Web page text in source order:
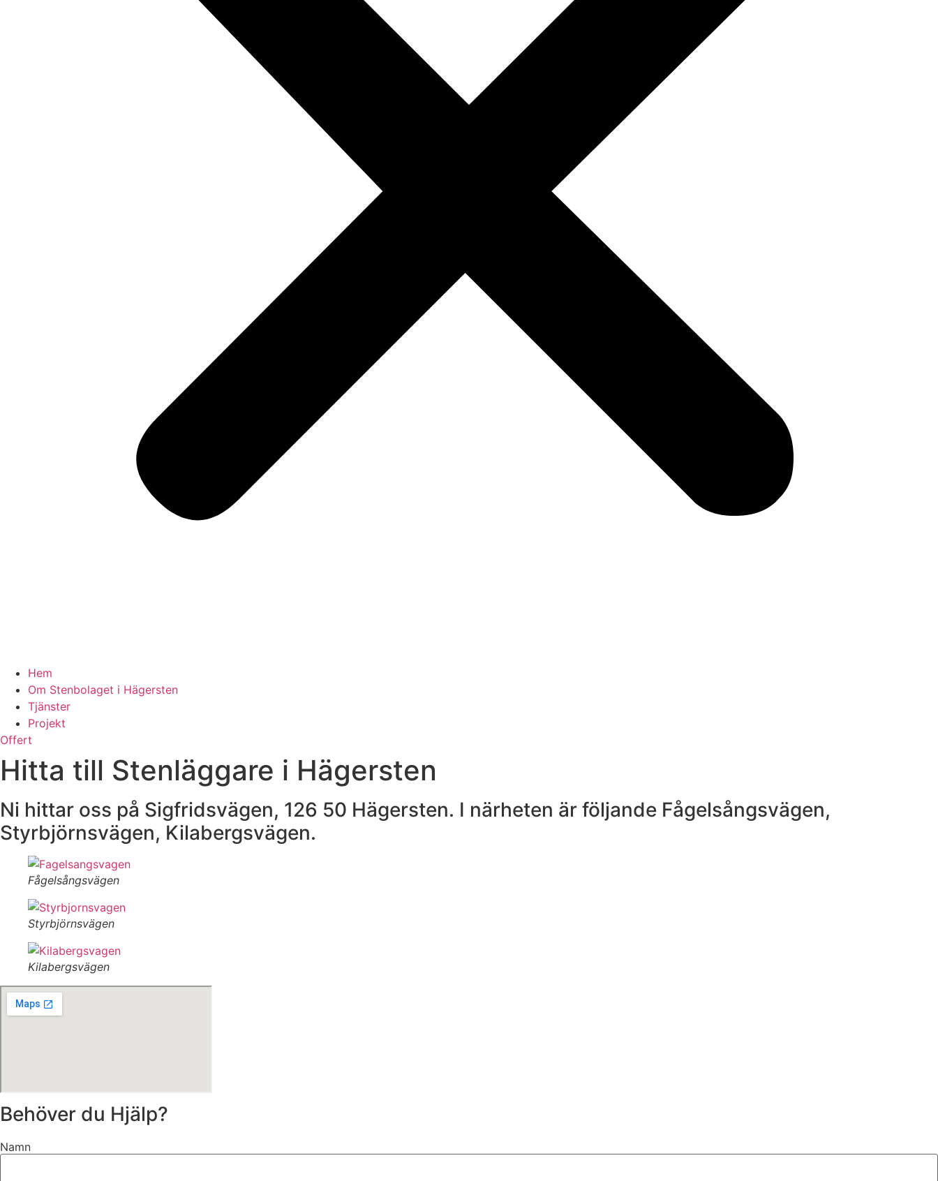
Hem
Om Stenbolaget i Hägersten
Tjänster
Projekt
Offert
Hitta till Stenläggare i Hägersten
Ni hittar oss på Sigfridsvägen, 126 50 Hägersten. I närheten är följande Fågelsångsvägen,
Styrbjörnsvägen, Kilabergsvägen.
Fågelsångsvägen
Styrbjörnsvägen
Kilabergsvägen
Behöver du Hjälp?
Namn